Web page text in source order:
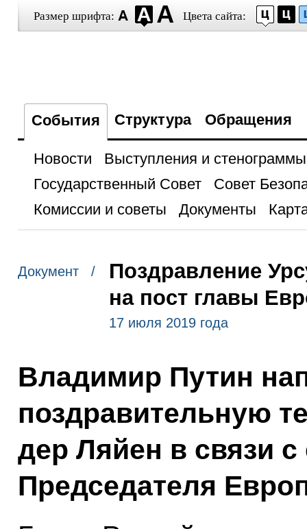
Размер шрифта: Цвета сайта:
События Структура Обращения
Новости
Выступления и стенограммы
Государственный Совет
Совет
Комиссии и советы
Документы
Документ /
Поздравление
на пост главы
17 июля 2019 года
Владимир Путин
поздравительную
дер Ляйен в связи
Председателя